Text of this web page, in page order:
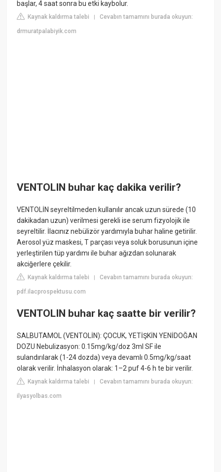
başlar, 4 saat sonra bu etki kaybolur.
Kaynak kaldırma talebi |Cevabın tamamını burada okuyun:
drmuratpalabiyik.com
VENTOLIN buhar kaç dakika verilir?
VENTOLİN seyreltilmeden kullanılır ancak uzun sürede (10
dakikadan uzun) verilmesi gerekli ise serum fizyolojik ile
seyreltilir. İlacınız nebülizör yardımıyla buhar haline getirilir.
Aerosol yüz maskesi, T parçası veya soluk borusunun içine
yerleştirilen tüp yardımı ile buhar ağızdan solunarak
akciğerlere çekilir.
Kaynak kaldırma talebi |Cevabın tamamını burada okuyun:
pdf.ilacprospektusu.com
VENTOLIN buhar kaç saatte bir verilir?
SALBUTAMOL (VENTOLİN): ÇOCUK, YETİŞKİN YENİDOĞAN
DOZU Nebulizasyon: 0.15mg/kg/doz 3ml SF ile
sulandırılarak (1-24 dozda) veya devamlı 0.5mg/kg/saat
olarak verilir. İnhalasyon olarak: 1–2 puf 4-6 h te bir verilir.
Kaynak kaldırma talebi |Cevabın tamamını burada okuyun:
ilyasyolbas.com